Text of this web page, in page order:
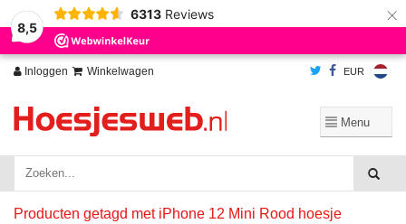
8,5
6313 Reviews ×
Inloggen Winkelwagen EUR
Producten getagd met iPhone 12 Mini Rood hoesje
Wij slaan cookies op om onze website te verbeteren. Is dat akkoord?
Ja
Nee